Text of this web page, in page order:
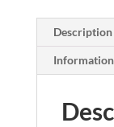
Description